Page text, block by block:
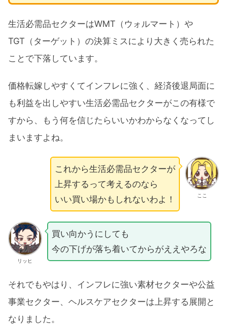
生活必需品セクターはWMT（ウォルマート）や
TGT（ターゲット）の決算ミスにより大きく売られた
ことで下落しています。
価格転嫁しやすくてインフレに強く、経済後退局面に
も利益を出しやすい生活必需品セクターがこの有様で
すから、もう何を信じたらいいかわからなくなってし
まいますよね。
ここ
これから生活必需品セクターが
上昇するって考えるのなら
いい買い場かもしれないわよ！
リッヒ
買い向かうにしても
今の下げが落ち着いてからがええやろな
それでもやはり、インフレに強い素材セクターや公益
事業セクター、ヘルスケアセクターは上昇する展開と
なりました。